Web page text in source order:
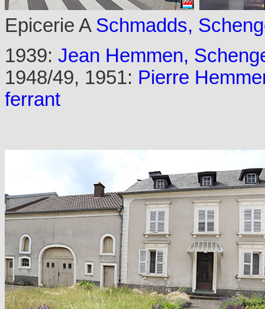
Epicerie A Schmadds,
1939: Jean Hemmen,
1948/49, 1951: Pierre
ferrant